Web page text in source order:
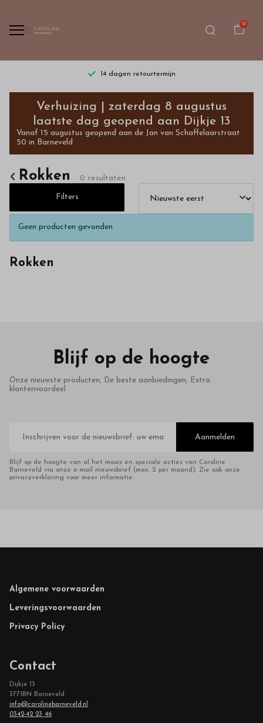
0
14 dagen retourtermijn
Rokken
Bestel
kinderkleding
hoge
kwaliteit
in
Verhuizing | zaterdag 8 augustus
laatste dag geopend aan Dijkje 13
Vanaf 15 augustus geopend aan de Jan van Schaffelaarstraat
50 in Barneveld
Rokken 0 resultaten
Filters
Geen producten gevonden
Rokken
Blijf op de hoogte
Onze nieuwste producten, De beste aanbiedingen, Extra
klantenvoordeel
mailadres
Aanmelden
Blijf op de hoogte van al het moois en speciale acties van Caroline
Barneveld via onze e-mail nieuwsbrief (max. 2 per maand). Zie ook onze
privacyverklaring voor meer informatie.
Footer
Algemene voorwaarden
Leveringsvoorwaarden
Privacy Policy
Contact
Dijkje 13
3771BN Barneveld
info@carolinebarneveld.nl
0342-42 23 46